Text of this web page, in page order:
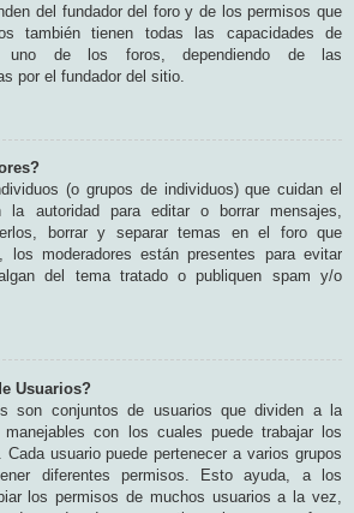
del fundador del foro y de los permisos que
también tienen todas las capacidades de
uno de los foros, dependiendo de las
por el fundador del sitio.
(o grupos de individuos) que cuidan el
autoridad para editar o borrar mensajes,
borrar y separar temas en el foro que
los moderadores están presentes para evitar
del tema tratado o publiquen spam y/o
Usuarios?
son conjuntos de usuarios que dividen a la
con los cuales puede trabajar los
usuario puede pertenecer a varios grupos
diferentes permisos. Esto ayuda, a los
los permisos de muchos usuarios a la vez,